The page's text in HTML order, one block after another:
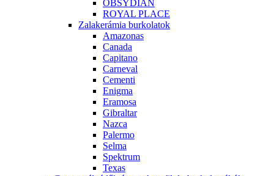
OBSYDIAN
ROYAL PLACE
Zalakerámia burkolatok
Amazonas
Canada
Capitano
Carneval
Cementi
Enigma
Eramosa
Gibraltar
Nazca
Palermo
Selma
Spektrum
Texas